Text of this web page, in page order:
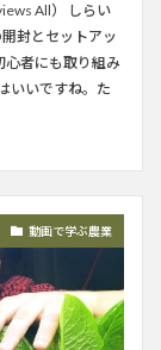
All） しらい
封とセットアッ
心者にも取り組み
いいですね。た
動画で学ぶ農業